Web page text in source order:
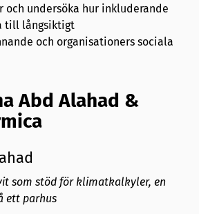
undersöka hur inkluderande
till långsiktigt
och organisationers sociala
Abd Alahad &
som stöd för klimatkalkyler, en
ett parhus